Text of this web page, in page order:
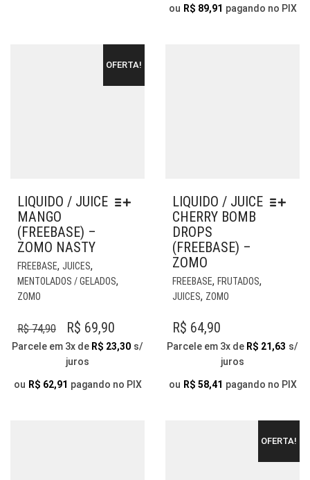
ou R$ 89,91 pagando no PIX
OFERTA!
LIQUIDO / JUICE
MANGO
(FREEBASE) –
ZOMO NASTY
FREEBASE, JUICES,
MENTOLADOS / GELADOS,
ZOMO
PRODUTO
VARIANTES.
OPÇÕES
SER
R$74,90
O
PREÇO
ORIGINAL
ERA:
R$ 69,90
PREÇO
É:
Parcele em 3x de R$ 23,30 s/
juros
ou R$ 62,91 pagando no PIX
LIQUIDO / JUICE
CHERRY BOMB
DROPS
(FREEBASE) –
ZOMO
FREEBASE, FRUTADOS,
JUICES, ZOMO
AS
DO
R$ 64,90
Parcele em 3x de R$ 21,63 s/
juros
ou R$ 58,41 pagando no PIX
OFERTA!